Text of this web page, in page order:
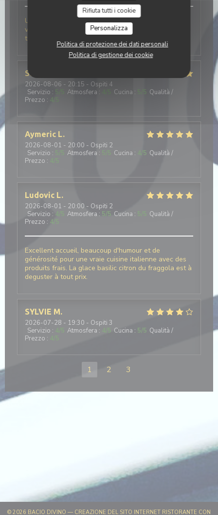
Rifiuta tutti i cookie
Personalizza
Politica di protezione dei dati personali
Politica di gestione dei cookie
Une très belle découverte pour cette 1 ère fois chez
vous .nous avons très bien mangé et le personnel au
top . Nous reviendrons à coup sur.
Stephanie
2026-08-06 - 20:15 - Ospiti 4
Servizio : Atmosfera : Cucina : /5 Qualità /
Prezzo : 4/5
Aymeric L
2026-08-01 - 20:00 - Ospiti 2
Servizio : Atmosfera : Cucina : 4/5 Qualità /
Prezzo :
Ludovic L
2026-08-01 - 20:00 - Ospiti 2
Servizio : 4 Atmosfera : 5/5 Cucina :
Qualità /
Prezzo : 4/5
Excellent accueil, beaucoup d'humour et de
générosité pour une vraie cuisine italienne avec des
produits frais. La glace basilic citron du fraggola est à
deguster à tout prix.
SYLVIE M
2026-07-28 - 19:30 - Ospiti 3
Servizio : Atmosfera : 4/5 Cucina : 5/5 Qualità /
Prezzo :
1 2 3
© 2026 BACIO DIVINO — CREAZIONE DEL SITO INTERNET RISTORANTE CON